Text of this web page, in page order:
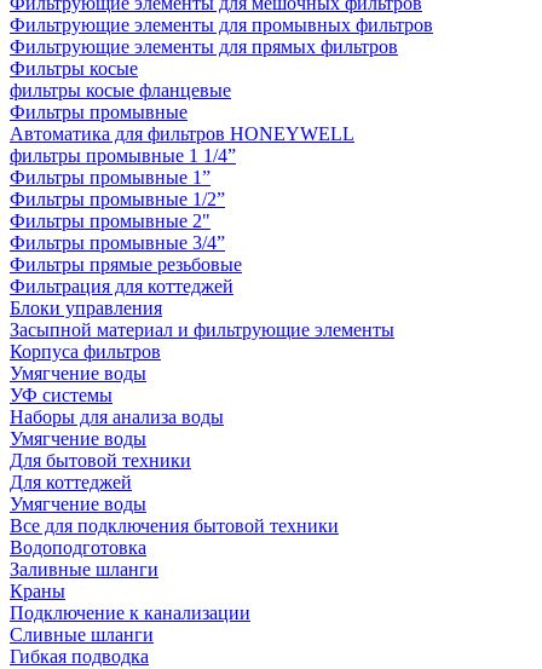
Фильтрующие элементы для промывных фильтров
Фильтрующие элементы для прямых фильтров
Фильтры косые
фильтры косые фланцевые
Фильтры промывные
Автоматика для фильтров HONEYWELL
фильтры промывные 1 1/4”
Фильтры промывные 1”
Фильтры промывные 1/2”
Фильтры промывные 2"
Фильтры промывные 3/4”
Фильтры прямые резьбовые
Фильтрация для коттеджей
Блоки управления
Засыпной материал и фильтрующие элементы
Корпуса фильтров
Умягчение воды
УФ системы
Наборы для анализа воды
Умягчение воды
Для бытовой техники
Для коттеджей
Умягчение воды
Все для подключения бытовой техники
Водоподготовка
Заливные шланги
Краны
Подключение к канализации
Сливные шланги
Гибкая подводка